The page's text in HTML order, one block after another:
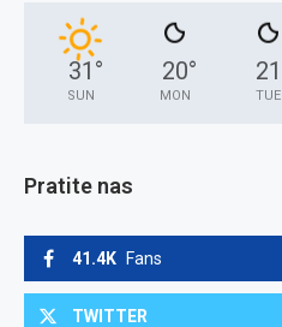
31 °
SUN
20°
MON
21
TUE
Pratite nas
41.4K Fans
TWITTER